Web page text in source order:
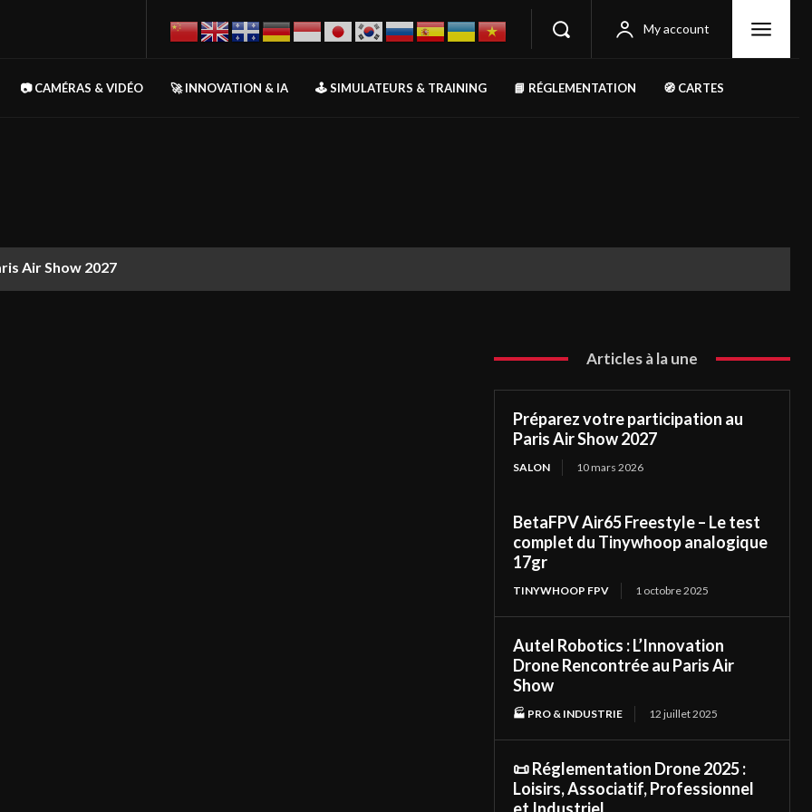
My account
📷 CAMÉRAS & VIDÉO 🚀 INNOVATION & IA 🕹️ SIMULATEURS & TRAINING 📘 RÉGLEMENTATION 🧭 CARTES
Air Show 2027
Articles à la une
Préparez votre participation au
Paris Air Show 2027
SALON 10 mars 2026
BetaFPV Air65 Freestyle – Le test
complet du Tinywhoop analogique
17gr
TINYWHOOP FPV 1 octobre 2025
Autel Robotics : L’Innovation
Drone Rencontrée au Paris Air
Show
🏭 PRO & INDUSTRIE 12 juillet 2025
📜 Réglementation Drone 2025 :
Loisirs, Associatif, Professionnel